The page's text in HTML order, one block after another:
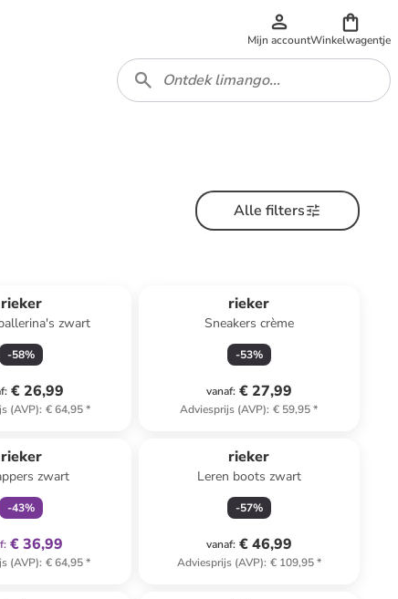
Mijn accountWinkelwagentje
Alle filters
rieker
zwart
-58%
: € 26,99
(AVP): € 64,95*
rieker
Sneakers crème
-53%
vanaf: € 27,99
Adviesprijs (AVP): € 59,95*
rieker
zwart
-43%
: € 36,99
(AVP): € 64,95*
rieker
Leren boots zwart
-57%
vanaf: € 46,99
Adviesprijs (AVP): € 109,95*